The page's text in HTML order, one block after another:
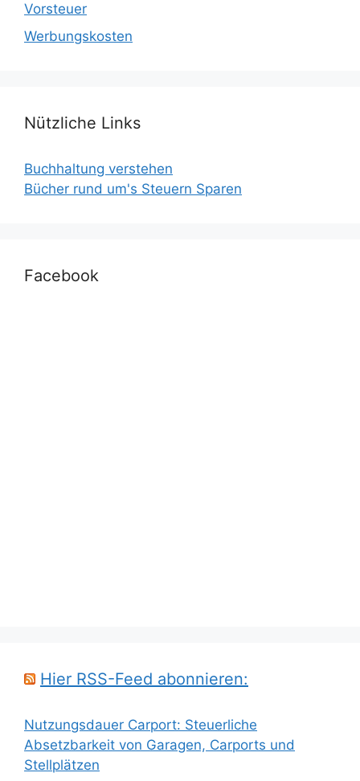
Vorsteuer
Werbungskosten
Nützliche Links
Buchhaltung verstehen
Bücher rund um's Steuern Sparen
Facebook
Hier RSS-Feed abonnieren:
Nutzungsdauer Carport: Steuerliche
Absetzbarkeit von Garagen, Carports und
Stellplätzen